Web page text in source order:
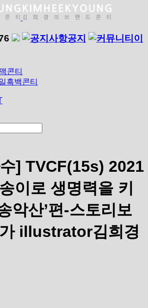
공지
이
콘티
흑백콘티
] TVCF(15s) 2021
이로 생명력을 키
악산’편-스토리보
illustrator김희경